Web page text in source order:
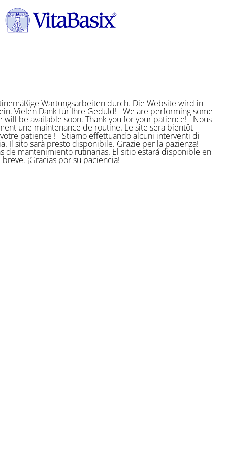
Wartungsarbeiten durch. Die Website wird in
Vielen Dank für Ihre Geduld! We are performing some
will be available soon. Thank you for your patience! Nous
une maintenance de routine. Le site sera bientôt
patience ! Stiamo effettuando alcuni interventi di
Il sito sarà presto disponibile. Grazie per la pazienza!
de mantenimiento rutinarias. El sitio estará disponible en
breve. ¡Gracias por su paciencia!